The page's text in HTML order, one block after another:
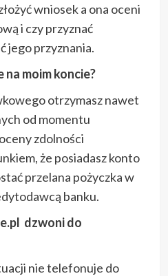
wniosek a ona oceni
i czy przyznać
jego przyznania.
moim koncie?
otrzymasz nawet
od momentu
zdolności
że posiadasz konto
przelana pożyczka w
banku.
dzwoni do
nie telefonuje do